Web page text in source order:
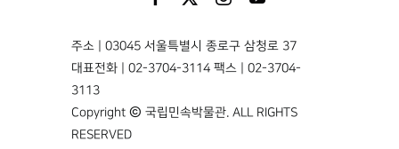
주소 | 03045 서울특별시 종로구 삼청로 37
대표전화 | 02-3704-3114 팩스 | 02-3704-
3113
Copyright © 국립민속박물관. ALL RIGHTS
RESERVED